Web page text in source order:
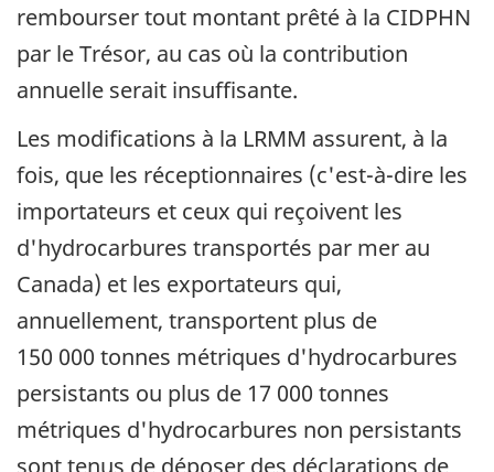
rembourser tout montant prêté à la CIDPHN
par le Trésor, au cas où la contribution
annuelle serait insuffisante.
Les modifications à la LRMM assurent, à la
fois, que les réceptionnaires (c'est-à-dire les
importateurs et ceux qui reçoivent les
d'hydrocarbures transportés par mer au
Canada) et les exportateurs qui,
annuellement, transportent plus de
150 000 tonnes métriques d'hydrocarbures
persistants ou plus de 17 000 tonnes
métriques d'hydrocarbures non persistants
sont tenus de déposer des déclarations de